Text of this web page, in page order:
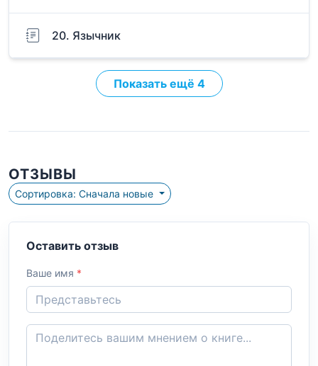
20. Язычник
Показать ещё 4
ОТЗЫВЫ
Сортировка: Сначала новые
Оставить отзыв
Ваше имя *